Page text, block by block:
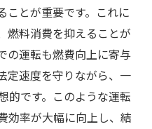
ことが重要です。これに
燃料消費を抑えることが
の運転も燃費向上に寄与
定速度を守りながら、一
的です。このような運転
効率が大幅に向上し、結